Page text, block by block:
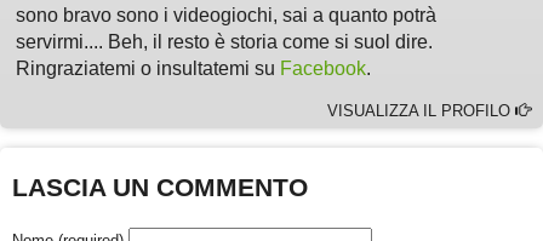
sono bravo sono i videogiochi, sai a quanto potrà
servirmi.... Beh, il resto è storia come si suol dire.
Ringraziatemi o insultatemi su Facebook.
VISUALIZZA IL PROFILO
LASCIA UN COMMENTO